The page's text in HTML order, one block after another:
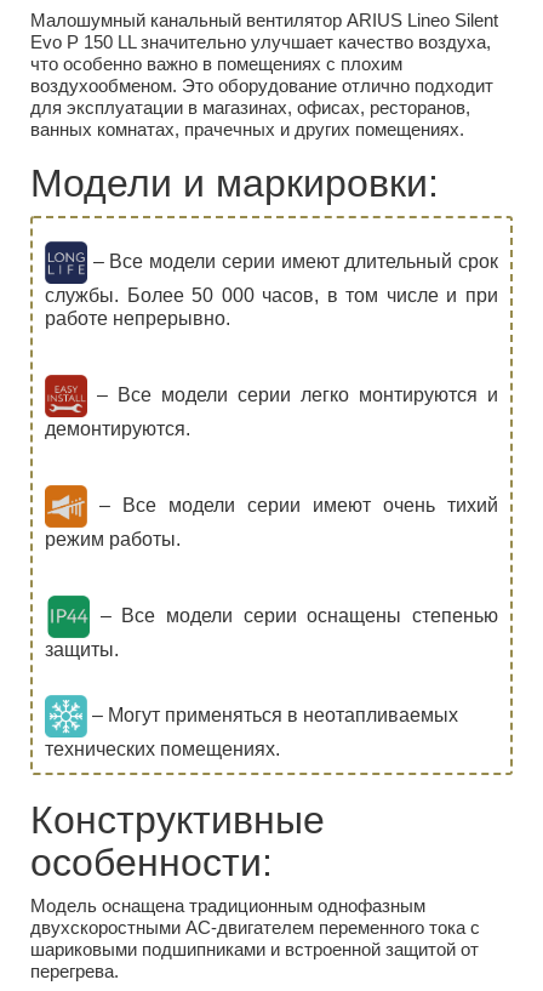
Малошумный канальный вентилятор ARIUS Lineo Silent
Evo P 150 LL значительно улучшает качество воздуха,
что особенно важно в помещениях с плохим
воздухообменом. Это оборудование отлично подходит
для эксплуатации в магазинах, офисах, ресторанов,
ванных комнатах, прачечных и других помещениях.
Модели и маркировки:
– Все модели серии имеют длительный срок
службы. Более 50 000 часов, в том числе и при
работе непрерывно.
– Все модели серии легко монтируются и
демонтируются.
– Все модели серии имеют очень тихий
режим работы.
– Все модели серии оснащены степенью
защиты.
– Могут применяться в неотапливаемых
технических помещениях.
Конструктивные
особенности:
Модель оснащена традиционным однофазным
двухскоростными AC-двигателем переменного тока с
шариковыми подшипниками и встроенной защитой от
перегрева.